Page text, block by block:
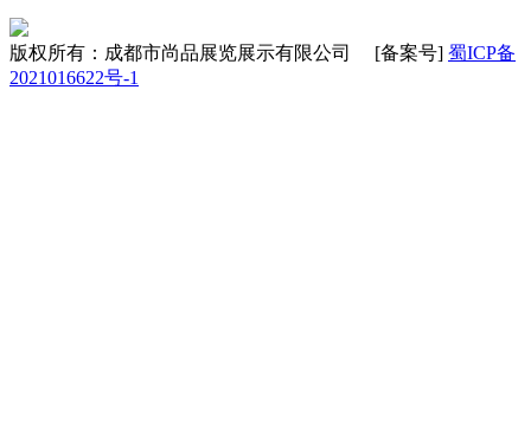
版权所有：成都市尚品展览展示有限公司 [备案号] 蜀ICP备
2021016622号-1